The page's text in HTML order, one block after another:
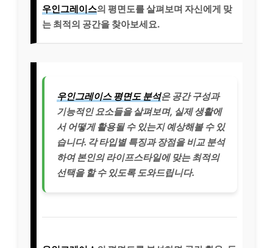
우인그레이스의 평면도를 살펴보며 자신에게 맞
는 최적의 공간을 찾아보세요.
우인그레이스 평면도 분석은 공간 구성과
기능적인 요소들을 살펴보며, 실제 생활에
서 어떻게 활용될 수 있는지 예상해볼 수 있
습니다. 각 타입별 특징과 장점을 비교 분석
하여 본인의 라이프스타일에 맞는 최적의
선택을 할 수 있도록 도와드립니다.